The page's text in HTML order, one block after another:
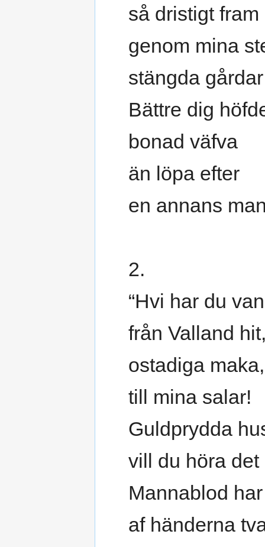
så dristigt fram
genom mina
stängda
Bättre dig
bonad väfva
än löpa efter
en annans
2.
“Hvi har du
från Valland
ostadiga maka,
till mina salar!
Guldprydda
vill du höra det
Mannablod
af händerna